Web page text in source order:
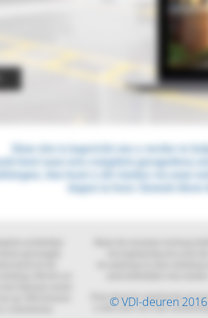
© VDI-deuren 2016